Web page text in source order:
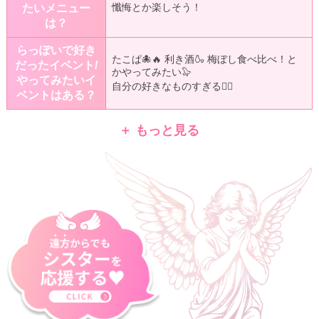
たいメニュー
は？
懺悔とか楽しそう！
らっぽいで好き
だったイベント/
やってみたいイ
ベントはある？
たこぱ🐙🔥 利き酒🍶 梅ぼし食べ比べ！と
かやってみたい🦭
自分の好きなものすぎる🤦‍♂️
＋ もっと見る